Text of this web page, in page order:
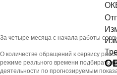
За четыре месяца с начала работы
О количестве обращений к сервису
режиме реального времени подбирать
деятельности по прогнозируемым